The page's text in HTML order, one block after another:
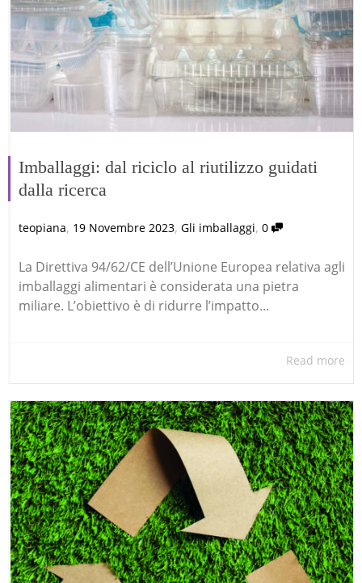
Imballaggi: dal riciclo al riutilizzo guidati
dalla ricerca
teopiana, 19 Novembre 2023, Gli imballaggi, 0
La Direttiva 94/62/CE dell’Unione Europea relativa agli
imballaggi alimentari è considerata una pietra
miliare. L’obiettivo è di ridurre l’impatto...
Read more